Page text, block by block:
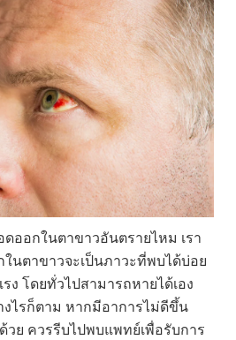
ออกในตาขาวอันตรายไหม เรา
นตาขาวจะเป็นภาวะที่พบได้บ่อย
ง โดยทั่วไปสามารถหายได้เอง
ไรก็ตาม หากมีอาการไม่ดีขึ้น
ย ควรรีบไปพบแพทย์เพื่อรับการ